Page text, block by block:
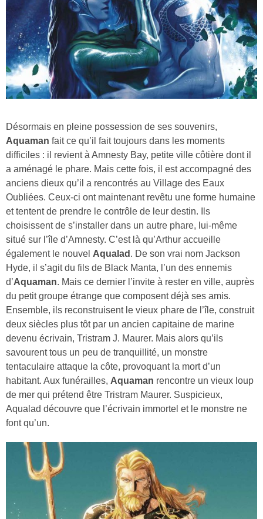
Désormais en pleine possession de ses souvenirs,
Aquaman fait ce qu’il fait toujours dans les moments
difficiles : il revient à Amnesty Bay, petite ville côtière dont il
a aménagé le phare. Mais cette fois, il est accompagné des
anciens dieux qu’il a rencontrés au Village des Eaux
Oubliées. Ceux-ci ont maintenant revêtu une forme humaine
et tentent de prendre le contrôle de leur destin. Ils
choisissent de s’installer dans un autre phare, lui-même
situé sur l’île d’Amnesty. C’est là qu’Arthur accueille
également le nouvel Aqualad . De son vrai nom Jackson
Hyde, il s’agit du fils de Black Manta, l’un des ennemis
d’Aquaman. Mais ce dernier l’invite à rester en ville, auprès
du petit groupe étrange que composent déjà ses amis.
Ensemble, ils reconstruisent le vieux phare de l’île, construit
deux siècles plus tôt par un ancien capitaine de marine
devenu écrivain, Tristram J. Maurer. Mais alors qu’ils
savourent tous un peu de tranquillité, un monstre
tentaculaire attaque la côte, provoquant la mort d’un
habitant. Aux funérailles, Aquaman rencontre un vieux loup
de mer qui prétend être Tristram Maurer. Suspicieux,
Aqualad découvre que l’écrivain immortel et le monstre ne
font qu’un.